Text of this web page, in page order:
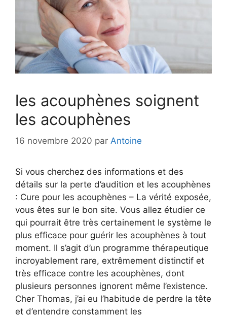
les acouphènes soignent
les acouphènes
16 novembre 2020 par Antoine
Si vous cherchez des informations et des
détails sur la perte d’audition et les acouphènes
: Cure pour les acouphènes – La vérité exposée,
vous êtes sur le bon site. Vous allez étudier ce
qui pourrait être très certainement le système le
plus efficace pour guérir les acouphènes à tout
moment. Il s’agit d’un programme thérapeutique
incroyablement rare, extrêmement distinctif et
très efficace contre les acouphènes, dont
plusieurs personnes ignorent même l’existence.
Cher Thomas, j’ai eu l’habitude de perdre la tête
et d’entendre constamment les